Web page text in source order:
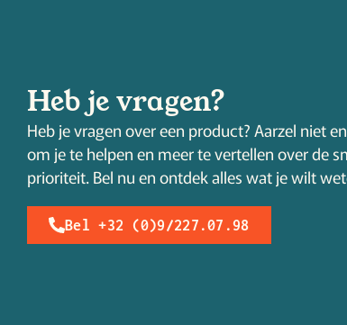
Heb je vragen?
Heb je vragen over een product? Aarzel niet
om je te helpen en meer te vertellen over de
prioriteit. Bel nu en ontdek alles wat je wilt
Bel +32 (0)9/227.07.98